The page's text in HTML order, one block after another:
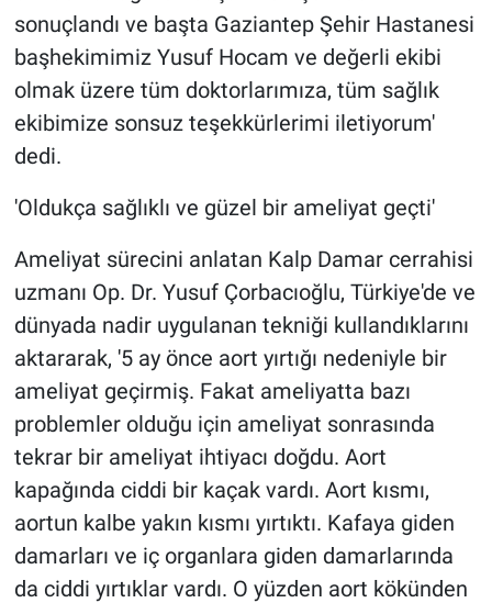
sonuçlandı ve başta Gaziantep Şehir Hastanesi
başhekimimiz Yusuf Hocam ve değerli ekibi
olmak üzere tüm doktorlarımıza, tüm sağlık
ekibimize sonsuz teşekkürlerimi iletiyorum'
dedi.
'Oldukça sağlıklı ve güzel bir ameliyat geçti'
Ameliyat sürecini anlatan Kalp Damar cerrahisi
uzmanı Op. Dr. Yusuf Çorbacıoğlu, Türkiye'de ve
dünyada nadir uygulanan tekniği kullandıklarını
aktararak, '5 ay önce aort yırtığı nedeniyle bir
ameliyat geçirmiş. Fakat ameliyatta bazı
problemler olduğu için ameliyat sonrasında
tekrar bir ameliyat ihtiyacı doğdu. Aort
kapağında ciddi bir kaçak vardı. Aort kısmı,
aortun kalbe yakın kısmı yırtıktı. Kafaya giden
damarları ve iç organlara giden damarlarında
da ciddi yırtıklar vardı. O yüzden aort kökünden